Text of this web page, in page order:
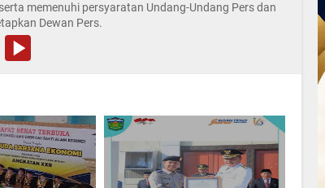
memenuhi persyaratan Undang-Undang Pers dan
Dewan Pers.